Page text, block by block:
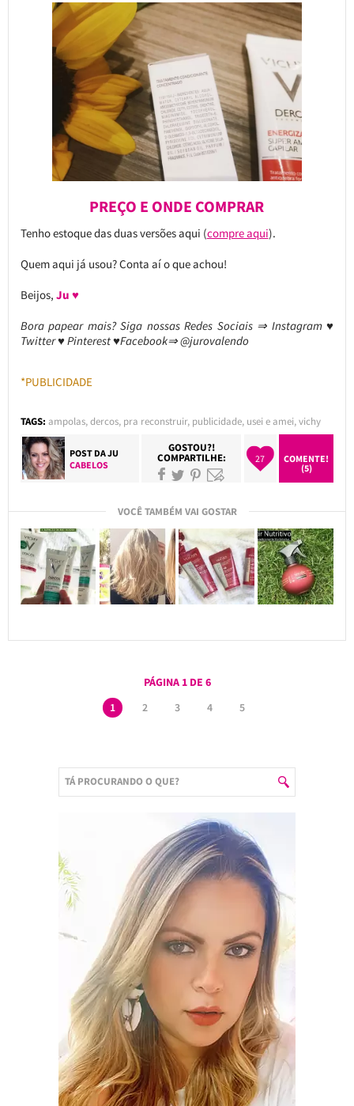
PREÇO E ONDE COMPRAR
Tenho estoque das duas versões aqui (compre aqui).
Quem aqui já usou? Conta aí o que achou!
Beijos, Ju ♥
Bora papear mais? Siga nossas Redes Sociais ⇒ Instagram ♥
Twitter ♥ Pinterest ♥Facebook⇒ @jurovalendo
*PUBLICIDADE
TAGS: ampolas,dercos, pra reconstruir, publicidade, usei e amei,vichy
POST DAJU
CABELOS
GOSTOU?!
COMPARTILHE: 27
COMENTE!
(5)
VOCÊ TAMBÉM VAI GOSTAR
PÁGINA 1 DE 6
1
2 3 4 5